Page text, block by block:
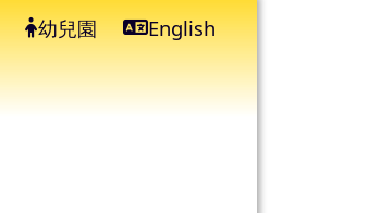
⏸
幼兒園 English